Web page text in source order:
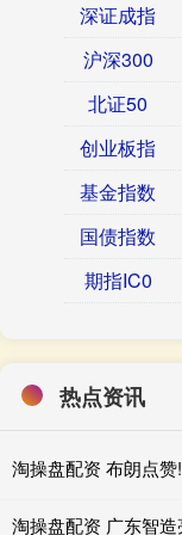
深证成指
沪深300
北证50
创业板指
基金指数
国债指数
期指IC0
热点资讯
淘操盘配资 布朗点
淘操盘配资 广东智